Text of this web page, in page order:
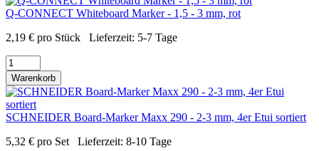
Q-CONNECT Whiteboard Marker - 1,5 - 3 mm, rot
2,19 € pro Stück Lieferzeit: 5-7 Tage
Warenkorb
SCHNEIDER Board-Marker Maxx 290 - 2-3 mm, 4er Etui sortiert
5,32 € pro Set Lieferzeit: 8-10 Tage